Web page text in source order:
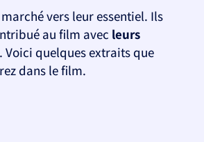
vers leur essentiel. Ils
au film avec leurs
Voici quelques extraits que
dans le film.